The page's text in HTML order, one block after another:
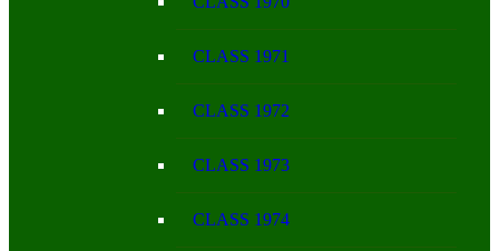
CLASS 1971
CLASS 1972
CLASS 1973
CLASS 1974